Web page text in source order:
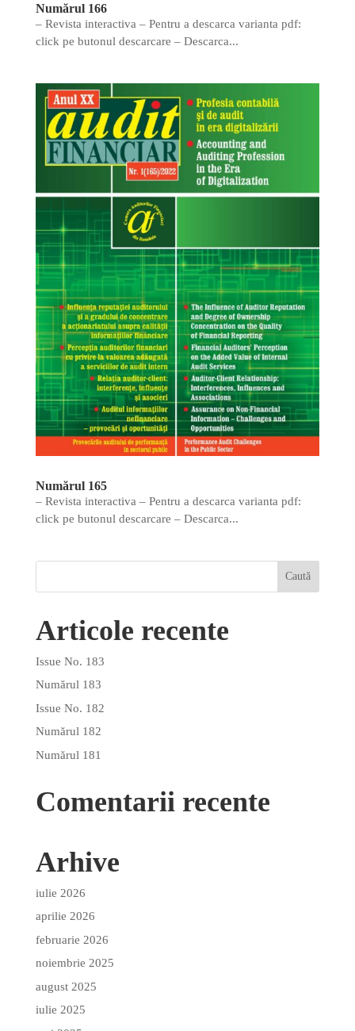
Numărul 166
– Revista interactiva – Pentru a descarca varianta pdf:
click pe butonul descarcare – Descarca...
Numărul 165
– Revista interactiva – Pentru a descarca varianta pdf:
click pe butonul descarcare – Descarca...
Articole recente
Issue No. 183
Numărul 183
Issue No. 182
Numărul 182
Numărul 181
Comentarii recente
Arhive
iulie 2026
aprilie 2026
februarie 2026
noiembrie 2025
august 2025
iulie 2025